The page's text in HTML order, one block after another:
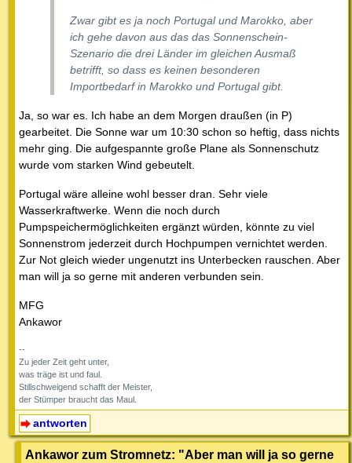
Zwar gibt es ja noch Portugal und Marokko, aber
ich gehe davon aus das das Sonnenschein-
Szenario die drei Länder im gleichen Ausmaß
betrifft, so dass es keinen besonderen
Importbedarf in Marokko und Portugal gibt.
Ja, so war es. Ich habe an dem Morgen draußen (in P)
gearbeitet. Die Sonne war um 10:30 schon so heftig, dass nichts
mehr ging. Die aufgespannte große Plane als Sonnenschutz
wurde vom starken Wind gebeutelt.
Portugal wäre alleine wohl besser dran. Sehr viele
Wasserkraftwerke. Wenn die noch durch
Pumpspeichermöglichkeiten ergänzt würden, könnte zu viel
Sonnenstrom jederzeit durch Hochpumpen vernichtet werden.
Zur Not gleich wieder ungenutzt ins Unterbecken rauschen. Aber
man will ja so gerne mit anderen verbunden sein.
MFG
Ankawor
--
Zu jeder Zeit geht unter,
was träge ist und faul.
Stillschweigend schafft der Meister,
der Stümper braucht das Maul.
antworten
Ankawor zum Stromnetz: "Aber man will ja so gerne